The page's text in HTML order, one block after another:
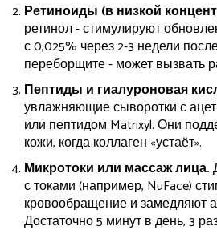
Ретиноиды (в низкой
ретинол - стимулируют
с 0,025% через 2-3 недели
переборщите - может вызвать
Пептиды и гиалуроновая
увлажняющие сыворотки с
или пептидом Matrixyl. Они
кожи, когда коллаген «устаёт».
Микротоки или массаж лица.
с токами (например, NuFace)
кровообращение и
Достаточно 5 минут в день, 3